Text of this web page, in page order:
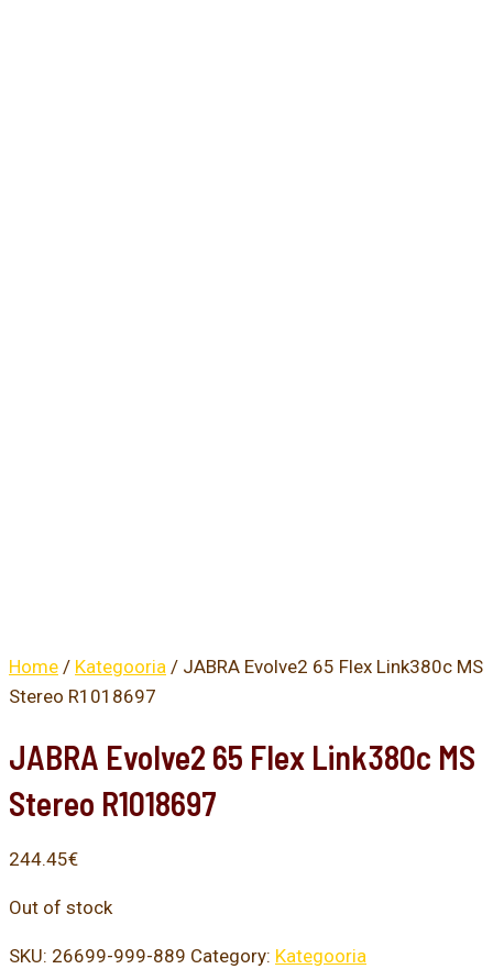
Home / Kategooria / JABRA Evolve2 65 Flex Link380c MS
Stereo R1018697
JABRA Evolve2 65 Flex Link380c MS
Stereo R1018697
244.45€
Out of stock
SKU: 26699-999-889 Category: Kategooria